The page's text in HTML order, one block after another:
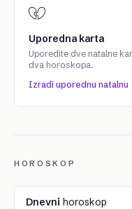
Uporedna karta
Uporedite dve natalne
dva horoskopa.
Izradi uporednu natalnu
HOROSKOP
Dnevni horoskop